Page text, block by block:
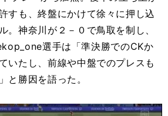
すも、終盤にかけて徐々に押し込
。神奈川が２－０で鳥取を制し、
選手は「準決勝でのCKか
いたし、前線や中盤でのプレスも
と勝因を語った。